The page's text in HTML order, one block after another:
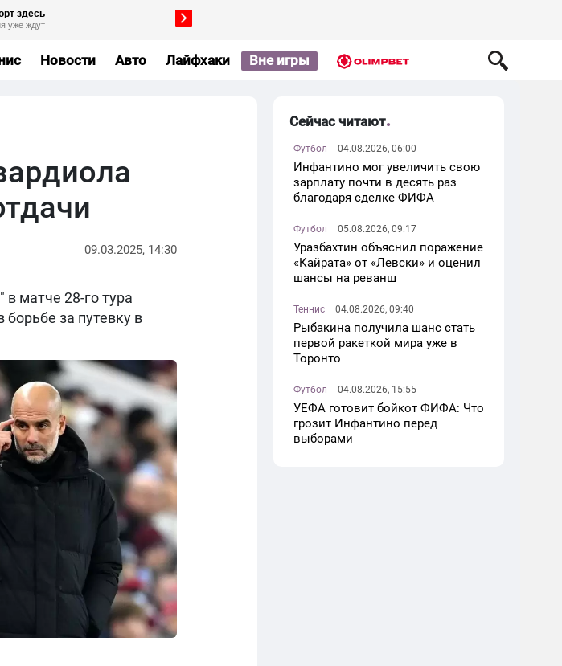
Новости Авто Лайфхаки Вне игры
09.03.2025, 14:30
матче 28-го тура
за путевку в
Сейчас читают
Футбол 04.08.2026, 06:00
Инфантино мог увеличить свою
зарплату почти в десять раз
благодаря сделке ФИФА
Футбол 05.08.2026, 09:17
Уразбахтин объяснил поражение
«Кайрата» от «Левски» и оценил
шансы на реванш
Теннис 04.08.2026, 09:40
Рыбакина получила шанс стать
первой ракеткой мира уже в
Торонто
Футбол 04.08.2026, 15:55
УЕФА готовит бойкот ФИФА: Что
грозит Инфантино перед
выборами